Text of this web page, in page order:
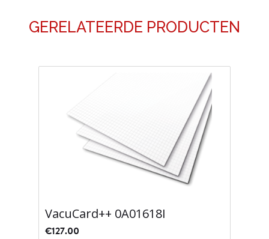
GERELATEERDE PRODUCTEN
VacuCard++ 0A01618I
€127.00